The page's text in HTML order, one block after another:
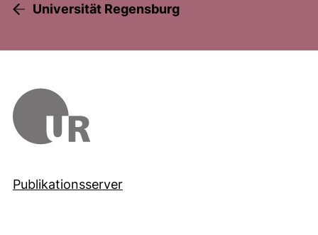
Universität Regensburg
Publikationsserver